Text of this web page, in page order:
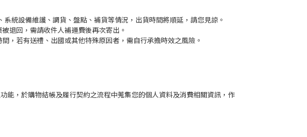
統設備維護、調貨、盤點、補貨等情況，出貨時間將順延，請您見諒。
退回，需請收件人補運費後再次寄出。
，若有送禮、出國或其他特殊原因者，需自行承擔時效之風險。
能，於購物結帳及履行契約之流程中蒐集您的個人資料及消費相關資訊，作